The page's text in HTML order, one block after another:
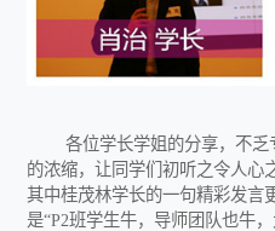
各位学长学姐的分享，不
的浓缩，让同学们初听之令人心
其中桂茂林学长的一句精彩发言
是“P2班学生牛，导师团队也牛